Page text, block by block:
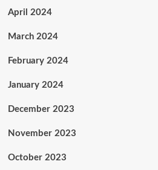
April 2024
March 2024
February 2024
January 2024
December 2023
November 2023
October 2023